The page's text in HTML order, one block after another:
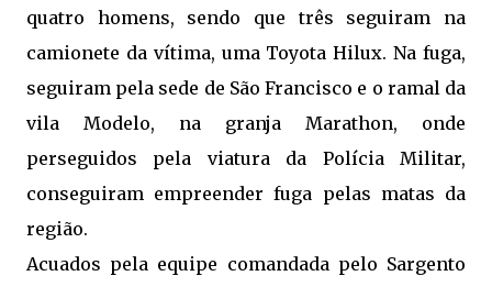
quatro homens, sendo que três seguiram na
camionete da vítima, uma Toyota Hilux. Na fuga,
seguiram pela sede de São Francisco e o ramal da
vila Modelo, na granja Marathon, onde
perseguidos pela viatura da Polícia Militar,
conseguiram empreender fuga pelas matas da
região.
Acuados pela equipe comandada pelo Sargento